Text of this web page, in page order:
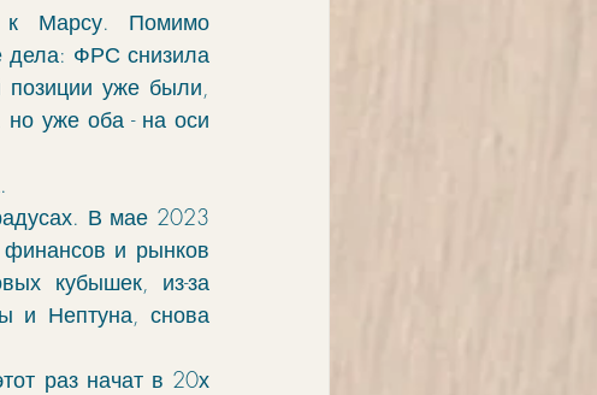
к Марсу. Помимо
дела: ФРС снизила
уже были,
уже оба - на оси
В мае 2023
и рынков
кубышек, из-за
и Нептуна, снова
раз начат в 20х